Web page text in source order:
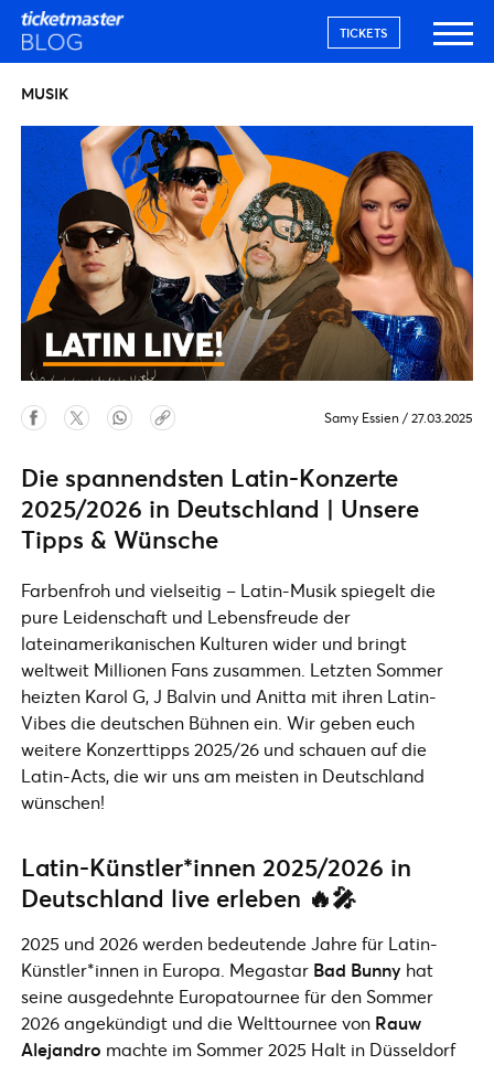
TICKETS
MUSIK
Samy Essien / 27.03.2025
Die spannendsten Latin-Konzerte
2025/2026 in Deutschland | Unsere
Tipps & Wünsche
Farbenfroh und vielseitig – Latin-Musik spiegelt die
pure Leidenschaft und Lebensfreude der
lateinamerikanischen Kulturen wider und bringt
weltweit Millionen Fans zusammen. Letzten Sommer
heizten Karol G, J Balvin und Anitta mit ihren Latin-
Vibes die deutschen Bühnen ein. Wir geben euch
weitere Konzerttipps 2025/26 und schauen auf die
Latin-Acts, die wir uns am meisten in Deutschland
wünschen!
Latin-Künstler*innen 2025/2026 in
Deutschland live erleben 🔥🎤
2025 und 2026 werden bedeutende Jahre für Latin-
Künstler*innen in Europa. Megastar Bad Bunny hat
seine ausgedehnte Europatournee für den Sommer
2026 angekündigt und die Welttournee von Rauw
Alejandro machte im Sommer 2025 Halt in Düsseldorf